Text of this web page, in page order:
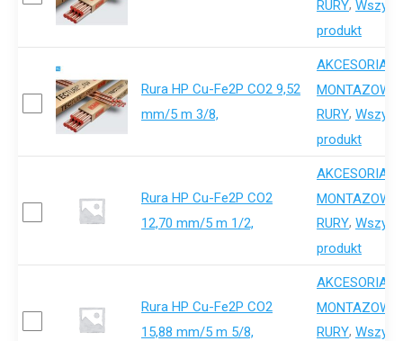
RURY,
produkt
Rura HP Cu-Fe2P CO2 9,52
mm/5 m 3/8,
AKCESORIA-
MONTAZOWE
RURY,
produkt
Rura HP Cu-Fe2P CO2
12,70 mm/5 m 1/2,
AKCESORIA-
MONTAZOWE
RURY,
produkt
Rura HP Cu-Fe2P CO2
15,88 mm/5 m 5/8,
AKCESORIA-
MONTAZOWE
RURY,